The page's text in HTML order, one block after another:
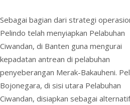
Sebagai bagian dari strategi
Pelindo telah menyiapkan Pelabuhan
Ciwandan, di Banten guna mengurai
kepadatan antrean di pelabuhan
penyeberangan Merak-Bakauheni.
Bojonegara, di sisi utara Pelabuhan
Ciwandan, disiapkan sebagai alternatif